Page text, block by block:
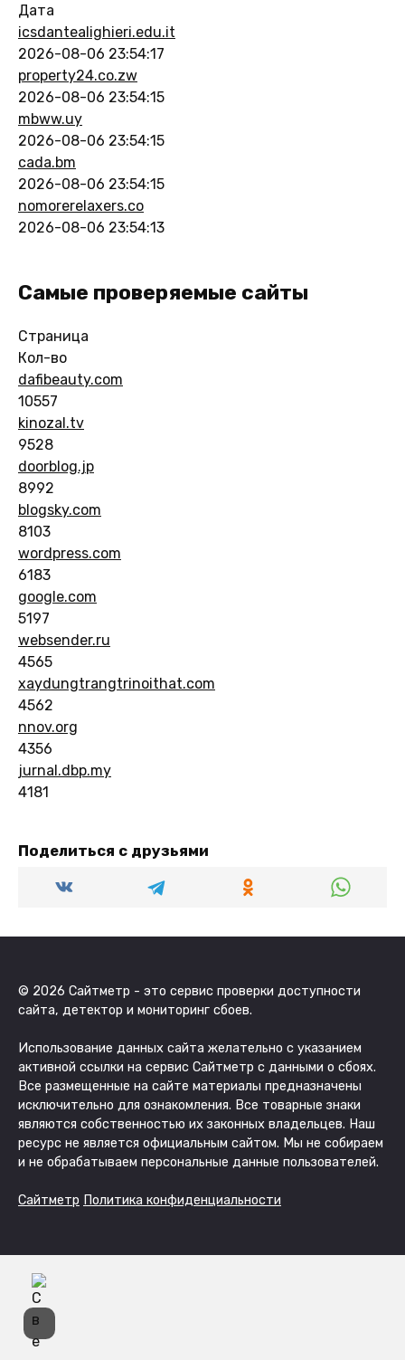
Дата
icsdantealighieri.edu.it
2026-08-06 23:54:17
property24.co.zw
2026-08-06 23:54:15
mbww.uy
2026-08-06 23:54:15
cada.bm
2026-08-06 23:54:15
nomorerelaxers.co
2026-08-06 23:54:13
Самые проверяемые сайты
Страница
Кол-во
dafibeauty.com
10557
kinozal.tv
9528
doorblog.jp
8992
blogsky.com
8103
wordpress.com
6183
google.com
5197
websender.ru
4565
xaydungtrangtrinoithat.com
4562
nnov.org
4356
jurnal.dbp.my
4181
Поделиться с друзьями
© 2026 Сайтметр - это сервис проверки доступности
сайта, детектор и мониторинг сбоев.
Использование данных сайта желательно с указанием
активной ссылки на сервис Сайтметр с данными о сбоях.
Все размещенные на сайте материалы предназначены
исключительно для ознакомления. Все товарные знаки
являются собственностью их законных владельцев. Наш
ресурс не является официальным сайтом. Мы не собираем
и не обрабатываем персональные данные пользователей.
Сайтметр Политика конфиденциальности